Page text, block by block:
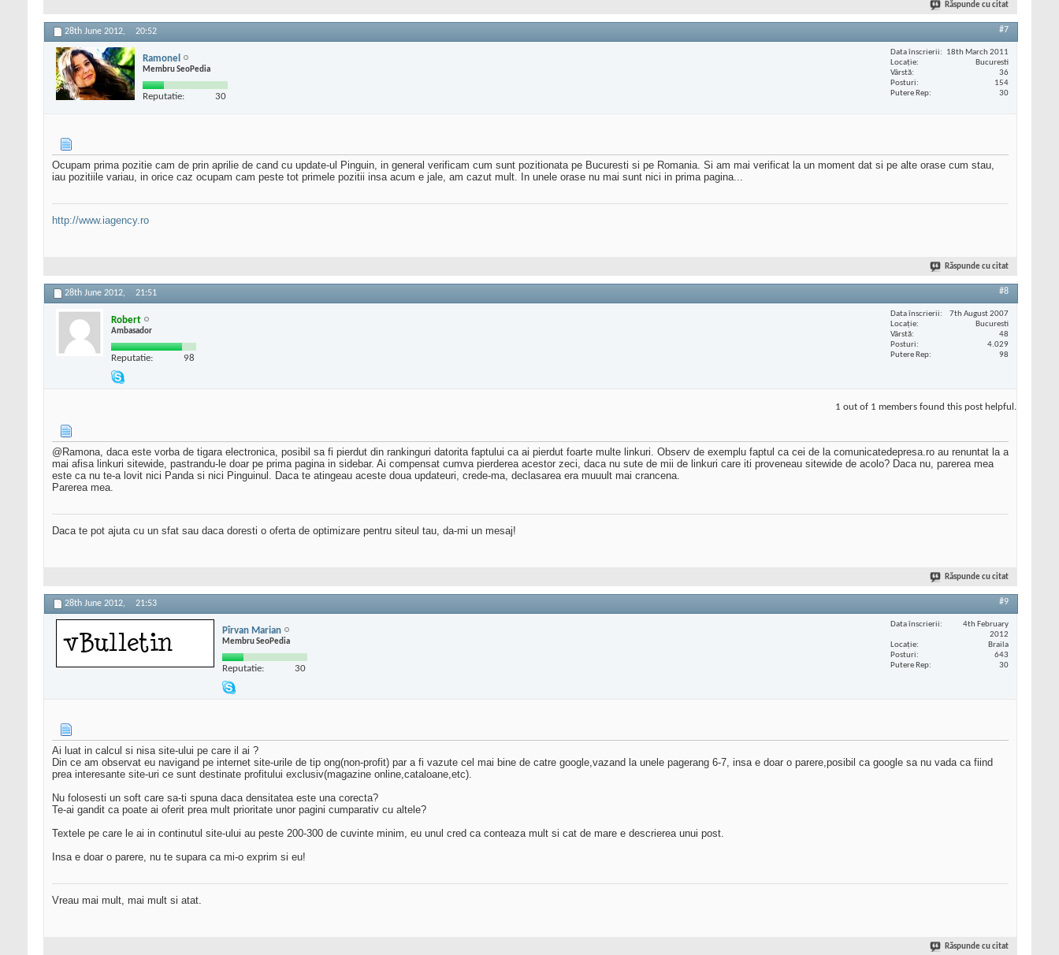
Răspunde cu citat
28th June 2012, 20:52 #7
Ramonel
Membru SeoPedia
Reputatie: 30
Data înscrierii
18th March 2011
Locaţie
Bucuresti
Vârstă
36
Posturi
154
Putere Rep
30
Ocupam prima pozitie cam de prin aprilie de cand cu update-ul Pinguin, in general verificam cum sunt pozitionata pe Bucuresti si pe Romania. Si am mai verificat la un moment dat si pe alte orase cum stau,
iau pozitiile variau, in orice caz ocupam cam peste tot primele pozitii insa acum e jale, am cazut mult. In unele orase nu mai sunt nici in prima pagina...
http://www.iagency.ro
Răspunde cu citat
28th June 2012, 21:51 #8
Robert
Ambasador
Reputatie: 98
Data înscrierii
7th August 2007
Locaţie
Bucuresti
Vârstă
48
Posturi
4.029
Putere Rep
98
1 out of 1 members found this post helpful.
@Ramona, daca este vorba de tigara electronica, posibil sa fi pierdut din rankinguri datorita faptului ca ai pierdut foarte multe linkuri. Observ de exemplu faptul ca cei de la comunicatedepresa.ro au renuntat la a
mai afisa linkuri sitewide, pastrandu-le doar pe prima pagina in sidebar. Ai compensat cumva pierderea acestor zeci, daca nu sute de mii de linkuri care iti proveneau sitewide de acolo? Daca nu, parerea mea
este ca nu te-a lovit nici Panda si nici Pinguinul. Daca te atingeau aceste doua updateuri, crede-ma, declasarea era muuult mai crancena.
Parerea mea.
Daca te pot ajuta cu un sfat sau daca doresti o oferta de optimizare pentru siteul tau, da-mi un mesaj!
Răspunde cu citat
28th June 2012, 21:53 #9
Pîrvan Marian
Membru SeoPedia
Reputatie: 30
Data înscrierii
4th February
2012
Locaţie
Braila
Posturi
643
Putere Rep
30
Ai luat in calcul si nisa site-ului pe care il ai ?
Din ce am observat eu navigand pe internet site-urile de tip ong(non-profit) par a fi vazute cel mai bine de catre google,vazand la unele pagerang 6-7, insa e doar o parere,posibil ca google sa nu vada ca fiind
prea interesante site-uri ce sunt destinate profitului exclusiv(magazine online,cataloane,etc).
Nu folosesti un soft care sa-ti spuna daca densitatea este una corecta?
Te-ai gandit ca poate ai oferit prea mult prioritate unor pagini cumparativ cu altele?
Textele pe care le ai in continutul site-ului au peste 200-300 de cuvinte minim, eu unul cred ca conteaza mult si cat de mare e descrierea unui post.
Insa e doar o parere, nu te supara ca mi-o exprim si eu!
Vreau mai mult, mai mult si atat.
Răspunde cu citat